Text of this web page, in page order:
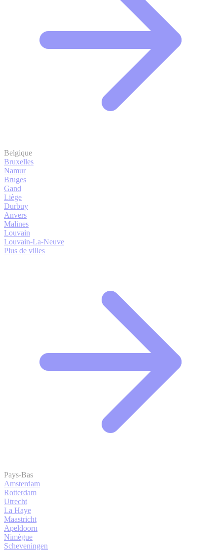
Belgique
Bruxelles
Namur
Bruges
Gand
Liège
Durbuy
Anvers
Malines
Louvain
Louvain-La-Neuve
Plus de villes
Pays-Bas
Amsterdam
Rotterdam
Utrecht
La Haye
Maastricht
Apeldoorn
Nimègue
Scheveningen